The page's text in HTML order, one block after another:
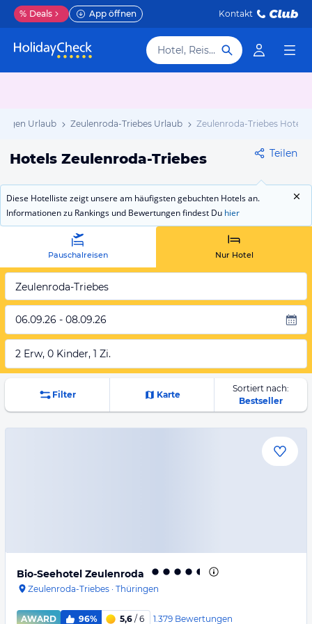
% Deals App öffnen Kontakt
Hotel, Reiseziel
Urlaub Zeulenroda-Triebes Urlaub Zeulenroda-Triebes Hotels
Hotels Zeulenroda-Triebes Teilen
Diese Hotelliste zeigt unsere am häufigsten gebuchten Hotels an.
Informationen zu Rankings und Bewertungen findest Du hier
Pauschalreisen Nur Hotel
Zeulenroda-Triebes
06.09.26 - 08.09.26
2 Erw, 0 Kinder, 1 Zi.
Filter Karte
Sortiert nach:
Bestseller
Bio-Seehotel Zeulenroda
Zeulenroda-Triebes · Thüringen
AWARD 96% 5,6 / 6 1.379 Bewertungen